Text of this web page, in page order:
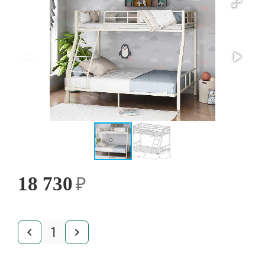
18 730₽
keyboard_arrow_left keyboard_arrow_right